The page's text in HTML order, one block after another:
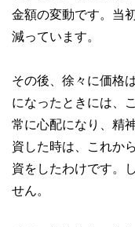
金額の変動です。当
減っています。
その後、徐々に価格
になったときには、
常に心配になり、精
資した時は、これか
資をしたわけです。
せん。